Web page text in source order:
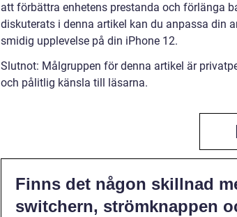
att förbättra enhetens prestanda och förlänga
diskuterats i denna artikel kan du anpassa din
smidig upplevelse på din iPhone 12.
Slutnot: Målgruppen för denna artikel är
och pålitlig känsla till läsarna.
Finns det någon skillnad
switchern, strömknappen